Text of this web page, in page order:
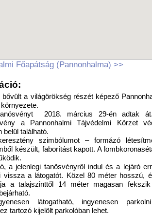
Főapátság (Pannonhalma) >>
bővült a világörökség részét képező
2018. március 29-én adtak
a Pannonhalmi Tájvédelmi Körzet
belül található.
szimbólumot – formázó
készült, faborítást kapott. A
a jelenlegi tanösvényről indul és a lejáró
vissza a látogatót. Közel 80 méter hosszú,
a talajszinttől 14 méter magasan
látogatható, ingyenesen
tartozó kijelölt parkolóban lehet.